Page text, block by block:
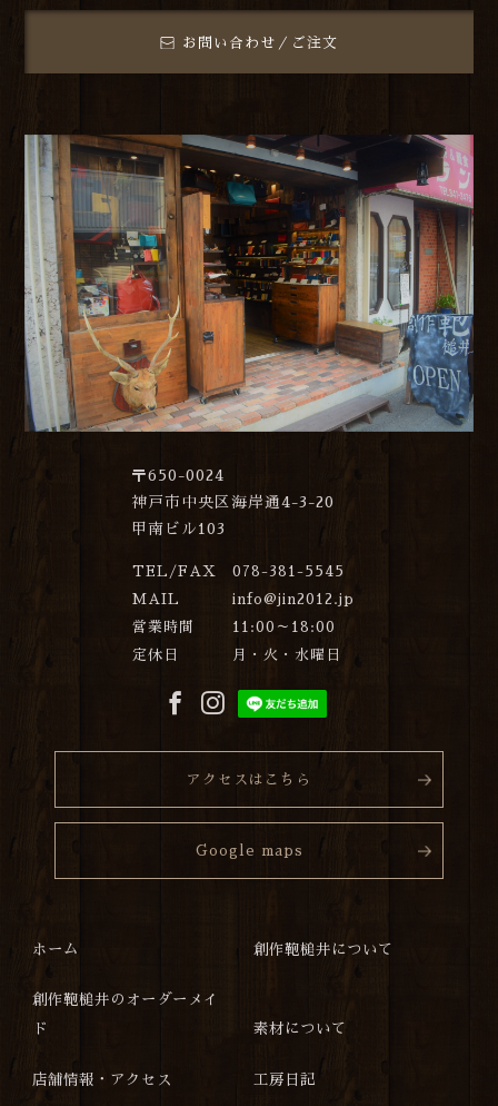
お問い合わせ／ご注文
〒650-0024
神戸市中央区海岸通4-3-20
甲南ビル103
TEL/FAX
078-381-5545
MAIL
info@jin2012.jp
営業時間
11:00～18:00
定休日
月・火・水曜日
アクセスはこちら
Google maps
ホーム 創作鞄槌井について
創作鞄槌井のオーダーメイ
ド
素材について
店舗情報・アクセス 工房日記